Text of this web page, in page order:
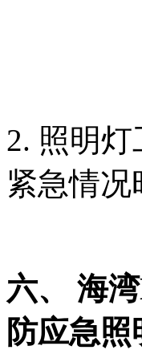
2. 照明
紧急情
六、 海
防应急